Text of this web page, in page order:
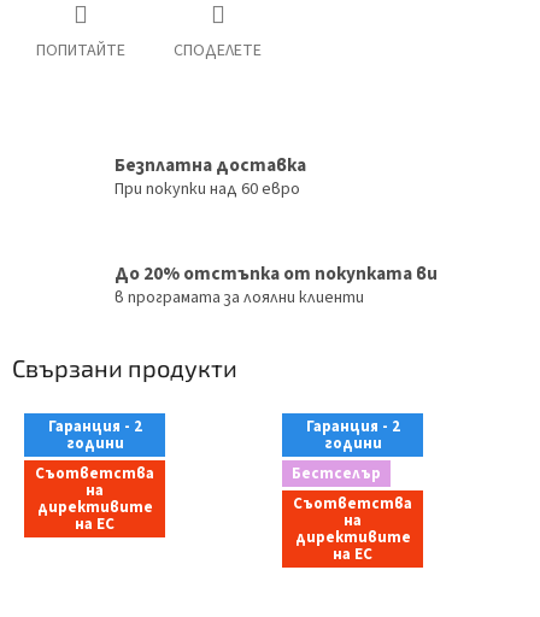
ПОПИТАЙТЕ СПОДЕЛЕТЕ
Безплатна доставка
При покупки над 60 евро
До 20% отстъпка от покупката ви
в програмата за лоялни клиенти
Свързани продукти
Гаранция - 2
години
Съответства
на
директивите
на ЕС
Гаранция - 2
години
Бестселър
Съответства
на
директивите
на ЕС